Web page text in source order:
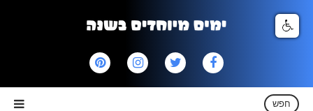
חפש